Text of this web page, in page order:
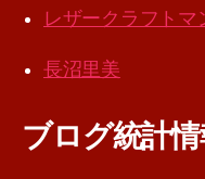
レザークラフトマ
長沼里美
ブログ統計